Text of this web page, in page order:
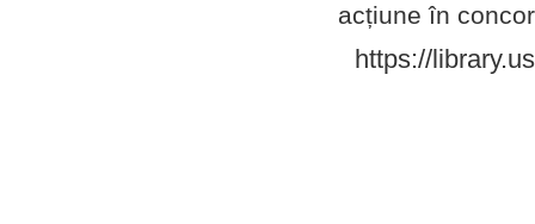
acțiune în
https://